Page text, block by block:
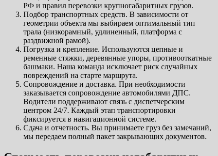
РФ и правил перевозки крупногабаритных грузов.
Подбор транспортных средств. В зависимости от
геометрии объекта мы выбираем оптимальный тип
трала (низкорамный, удлиненный, платформа с
раздвижной рамой).
Погрузка и крепление. Используются цепные и
ременные стяжки, деревянные упоры, противооткатные
башмаки. Наша команда исключает риск случайных
повреждений на старте маршрута.
Сопровождение и доставка. При необходимости
заказывается сопровождение автомобилями ДПС.
Водители поддерживают связь с диспетчерским
центром 24/7. Каждый этап транспортировки
фиксируется в навигационной системе.
Сдача и отчетность. Вы принимаете груз без замечаний,
мы передаем полный пакет закрывающих документов.